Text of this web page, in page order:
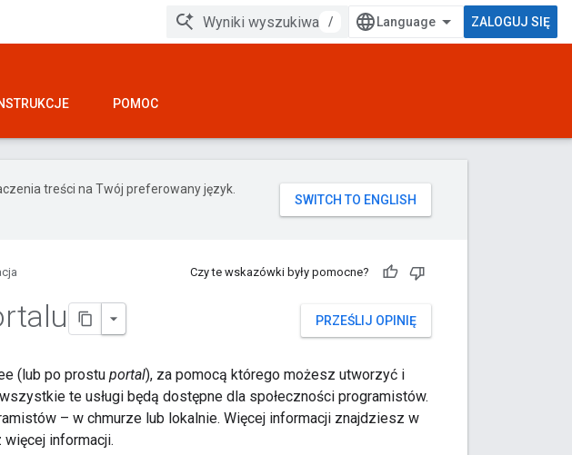
/ ZALOGUJ SIĘ
POMOC
treści na Twój preferowany język.
Czy te wskazówki były pomocne?
PRZEŚLIJ OPINIĘ
(lub po prostu portal), za pomocą którego możesz utworzyć i
te usługi będą dostępne dla społeczności programistów.
– w chmurze lub lokalnie. Więcej informacji znajdziesz w
informacji.